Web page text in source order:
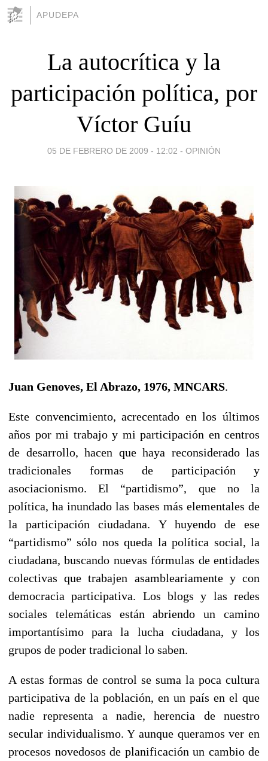
APUDEPA
La autocrítica y la
participación política, por
Víctor Guíu
05 DE FEBRERO DE 2009 - 12:02 - OPINIÓN
Juan Genoves, El Abrazo, 1976, MNCARS.
Este convencimiento, acrecentado en los últimos
años por mi trabajo y mi participación en centros
de desarrollo, hacen que haya reconsiderado las
tradicionales formas de participación y
asociacionismo. El “partidismo”, que no la
política, ha inundado las bases más elementales de
la participación ciudadana. Y huyendo de ese
“partidismo” sólo nos queda la política social, la
ciudadana, buscando nuevas fórmulas de entidades
colectivas que trabajen asambleariamente y con
democracia participativa. Los blogs y las redes
sociales telemáticas están abriendo un camino
importantísimo para la lucha ciudadana, y los
grupos de poder tradicional lo saben.
A estas formas de control se suma la poca cultura
participativa de la población, en un país en el que
nadie representa a nadie, herencia de nuestro
secular individualismo. Y aunque queramos ver en
procesos novedosos de planificación un cambio de